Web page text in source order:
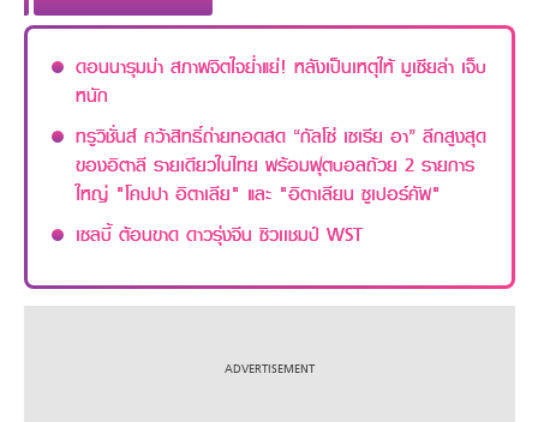
ดอนนารุมม่า สภาพจิตใจย่ำแย่! หลังเป็นเหตุให้ มูเซียล่า เจ็บ
หนัก
ทรูวิชั่นส์ คว้าสิทธิ์ถ่ายทอดสด “กัลโซ่ เซเรีย อา” ลีกสูงสุด
ของอิตาลี รายเดียวในไทย พร้อมฟุตบอลถ้วย 2 รายการ
ใหญ่ "โคปปา อิตาเลีย" และ "อิตาเลียน ซูเปอร์คัพ"
เซลบี้ ต้อนขาด ดาวรุ่งจีน ซิวเเชมป์ WST